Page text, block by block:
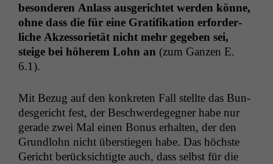
beson­deren Anlass aus­gerichtet wer­den könne,
ohne dass die für eine Grat­i­fika­tion erforder­
liche Akzes­sori­etät nicht mehr gegeben sei,
steige bei höherem Lohn an (zum Ganzen E.
6.1).
Mit Bezug auf den konkreten Fall stellte das Bun­
des­gericht fest, der Beschw­erdegeg­n­er habe nur
ger­ade zwei Mal einen Bonus erhal­ten, der den
Grund­lohn nicht über­stiegen habe. Das höch­ste
Gericht berück­sichtigte auch, dass selb­st für die